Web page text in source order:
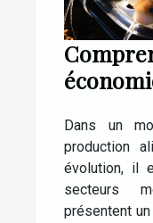
Dans un
production
évolution, il
secteurs
présentent